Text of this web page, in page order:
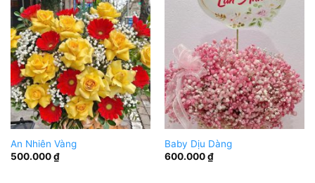
An Nhiên Vàng
500.000₫
Baby Dịu Dàng
600.000₫